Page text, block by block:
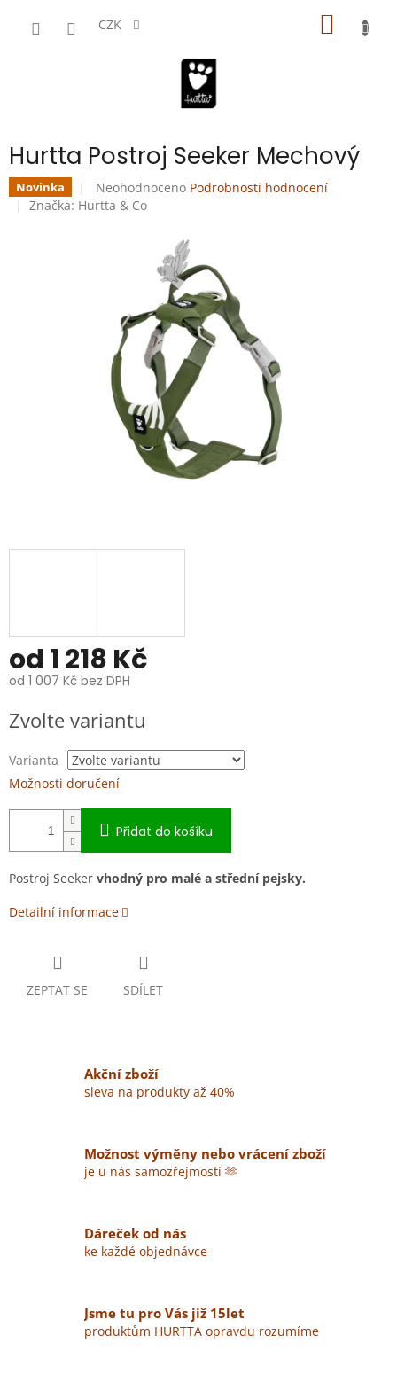
CZK
Hurtta Postroj Seeker Mechový
Novinka
Průměrné
hodnocení
Neohodnoceno Podrobnosti hodnocení
Značka: Hurtta & Co
od 1 218 Kč
od 1 007 Kč bez DPH
cena:
Zvolte variantu
Varianta
Možnosti doručení
Přidat do košíku
Postroj Seeker vhodný pro malé a střední pejsky.
Detailní informace
ZEPTAT SE SDÍLET
Akční zboží
sleva na produkty až 40%
Možnost výměny nebo vrácení zboží
je u nás samozřejmostí 🫶
Dáreček od nás
ke každé objednávce
Jsme tu pro Vás již 15let
produktům HURTTA opravdu rozumíme